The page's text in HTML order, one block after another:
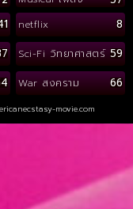
netflix 8
Sci-Fi วิทยาศาสตร์ 59
War สงคราม 66
movie.com